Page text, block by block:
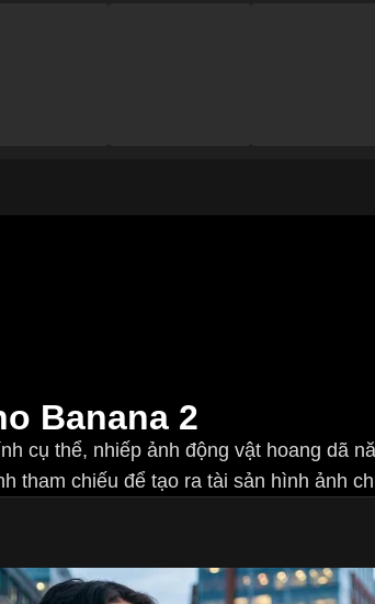
Banana 2
cụ thể, nhiếp ảnh động vật hoang dã
tham chiếu để tạo ra tài sản hình ảnh